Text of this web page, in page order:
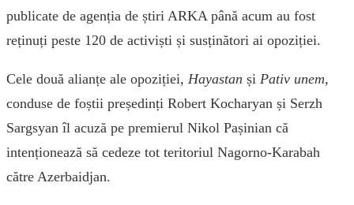
publicate de agenția de știri ARKA până acum au fost
reținuți peste 120 de activiști și susținători ai opoziției.
Cele două alianțe ale opoziției, Hayastan și Pativ unem,
conduse de foștii președinți Robert Kocharyan și Serzh
Sargsyan îl acuză pe premierul Nikol Pașinian că
intenționează să cedeze tot teritoriul Nagorno-Karabah
către Azerbaidjan.